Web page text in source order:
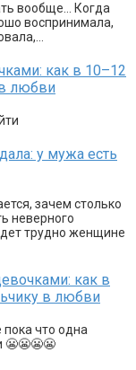
вообще… Когда
воспринимала,
как в 10–12
любви
у мужа есть
зачем столько
неверного
трудно женщине
как в
в любви
пока что одна
😬😬😬😬